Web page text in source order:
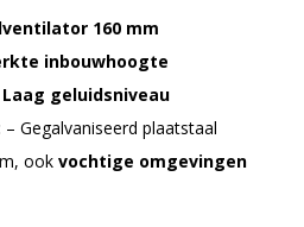
160 mm
inbouwhoogte
Laag geluidsniveau
– Gegalvaniseerd plaatstaal
ook vochtige omgevingen